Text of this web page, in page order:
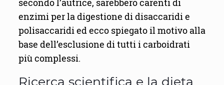
secondo l’autrice, sarebbero carenti di
enzimi per la digestione di disaccaridi e
polisaccaridi ed ecco spiegato il motivo alla
base dell’esclusione di tutti i carboidrati
più complessi.
Ricerca scientifica e la dieta